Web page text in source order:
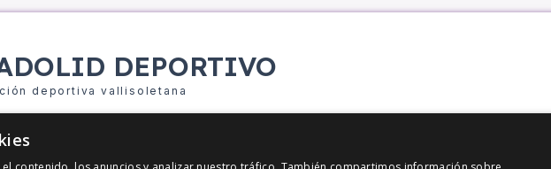
DEPORTIVO
deportiva vallisoletana